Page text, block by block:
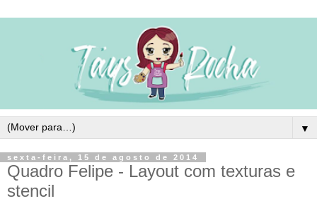
▼
sexta-feira, 15 de agosto de 2014
Quadro Felipe - Layout com texturas e
stencil